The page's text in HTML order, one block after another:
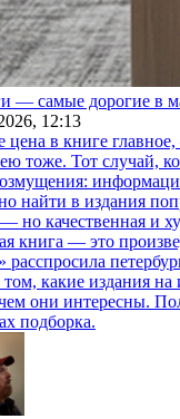
— самые дорогие в
12:13
цена в книге
тоже. Тот случай,
найти в издания
но качественная и
книга — это
расспросила
том, какие издания
они интересны.
подборка.